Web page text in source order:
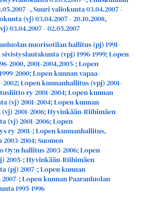
-, Suuri valiokunta 03.04.2007 -
(vj) 03.04.2007 - 20.10.2008,
03.04.2007 - 02.05.2007
nuorisotilan hallitus (pj) 1991-
(vpj) 1996-1999; Lopen
2000, 2001-2004,2005-; Lopen
2000; Lopen kunnan vapaa-
Lopen kunnanhallitus (vpj) 2001-
ry 2001-2004; Lopen kunnan
(vj) 2001-2004; Lopen kunnan
2001-2006; Hyvinkään-Riihimäen
(vj) 2001-2006; Lopen
ry 2001-; Lopen kunnanhallitus,
2004; Suomen
hallitus 2003-2006; Lopen
2005-; Hyvinkään-Riihimäen
(pj) 2007-; Lopen kunnan
; Lopen kunnan Paaranluolan
1995-1996